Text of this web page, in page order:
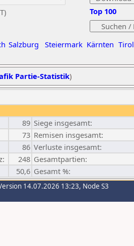
Salzburg Steiermark Kärnten Tirol
Top 100
Partie-Statistik)
89 Siege insgesamt:
73 Remisen insgesamt:
86 Verluste insgesamt:
248 Gesamtpartien:
50,6 Gesamt %:
14.07.2026 13:23, Node S3